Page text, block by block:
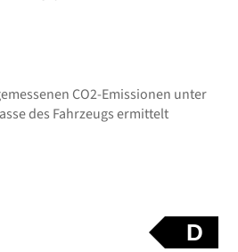
CO2-Emissionen unter
des Fahrzeugs ermittelt
D